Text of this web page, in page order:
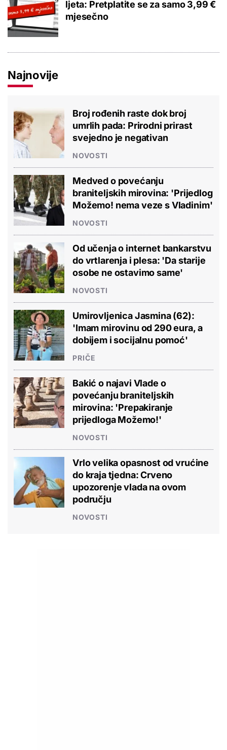
ljeta: Pretplatite se za samo 3,99 €
mjesečno
Najnovije
Broj rođenih raste dok broj
umrlih pada: Prirodni prirast
svejedno je negativan
NOVOSTI
Medved o povećanju
braniteljskih mirovina: 'Prijedlog
Možemo! nema veze s Vladinim'
NOVOSTI
Od učenja o internet bankarstvu
do vrtlarenja i plesa: 'Da starije
osobe ne ostavimo same'
NOVOSTI
Umirovljenica Jasmina (62):
'Imam mirovinu od 290 eura, a
dobijem i socijalnu pomoć'
PRIČE
Bakić o najavi Vlade o
povećanju braniteljskih
mirovina: 'Prepakiranje
prijedloga Možemo!'
NOVOSTI
Vrlo velika opasnost od vrućine
do kraja tjedna: Crveno
upozorenje vlada na ovom
području
NOVOSTI